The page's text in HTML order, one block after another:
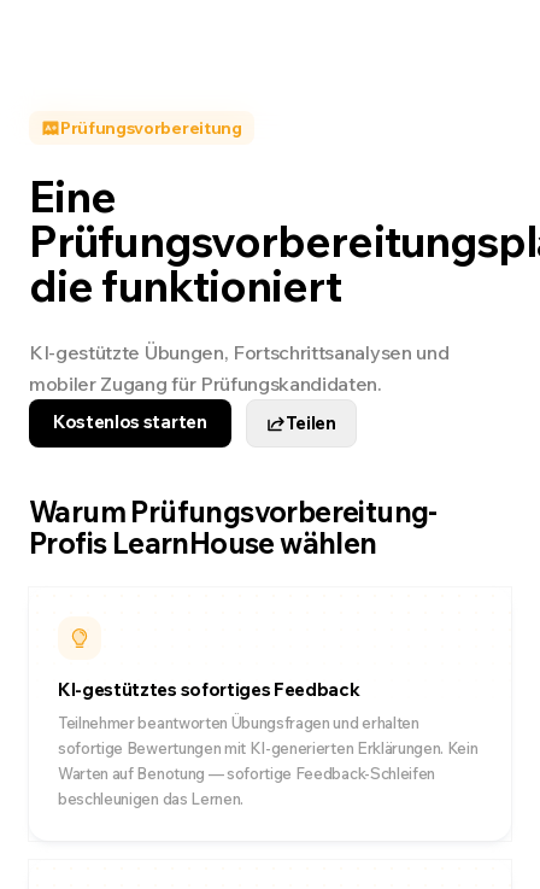
Prüfungsvorbereitung
Eine
die funktioniert
KI-gestützte Übungen, Fortschrittsanalysen und
mobiler Zugang für Prüfungskandidaten.
Kostenlos starten Teilen
Warum Prüfungsvorbereitung-
Profis LearnHouse wählen
KI-gestütztes sofortiges Feedback
Teilnehmer beantworten Übungsfragen und erhalten
sofortige Bewertungen mit KI-generierten Erklärungen. Kein
Warten auf Benotung — sofortige Feedback-Schleifen
beschleunigen das Lernen.